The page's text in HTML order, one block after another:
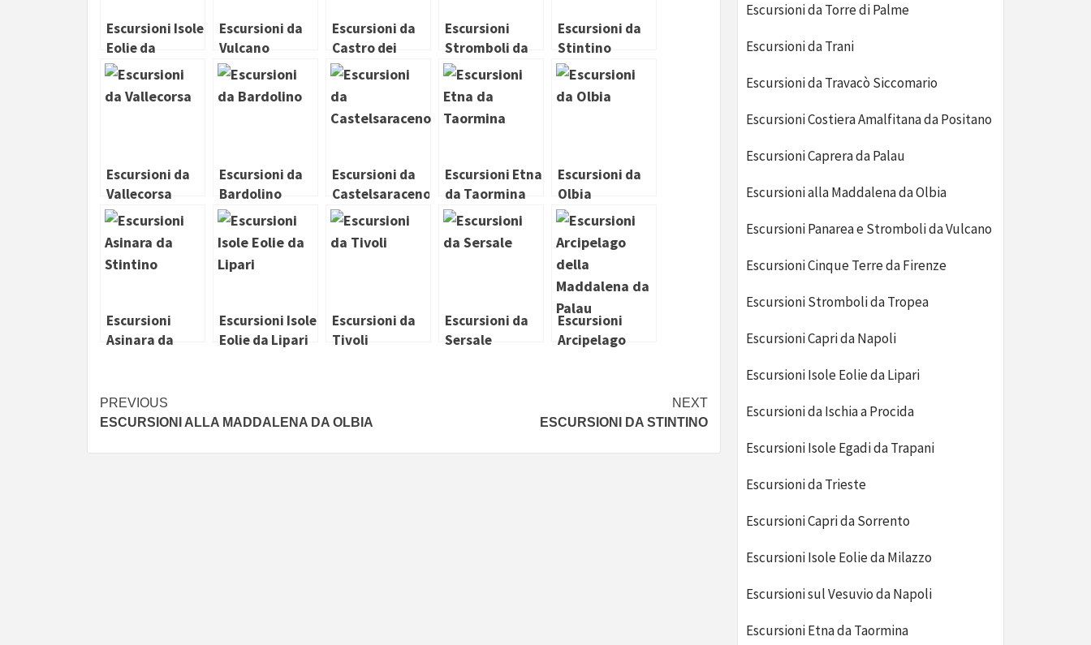
Escursioni Isole
Eolie da
Milazzo
Escursioni da
Vulcano
Escursioni da
Castro dei
Volsci
Escursioni
Stromboli da
Tropea
Escursioni da
Stintino
Escursioni da
Vallecorsa
Escursioni da
Bardolino
Escursioni da
Castelsaraceno
Escursioni Etna
da Taormina
Escursioni da
Olbia
Escursioni
Asinara da
Escursioni Isole
Eolie da Lipari
Escursioni da
Tivoli
Escursioni da
Sersale
Escursioni
Arcipelago
Continue
Reading
PREVIOUS
ESCURSIONI ALLA MADDALENA DA OLBIA
NEXT
ESCURSIONI DA STINTINO
Escursioni da Torre di Palme
Escursioni da Trani
Escursioni da Travacò Siccomario
Escursioni Costiera Amalfitana da Positano
Escursioni Caprera da Palau
Escursioni alla Maddalena da Olbia
Escursioni Panarea e Stromboli da Vulcano
Escursioni Cinque Terre da Firenze
Escursioni Stromboli da Tropea
Escursioni Capri da Napoli
Escursioni Isole Eolie da Lipari
Escursioni da Ischia a Procida
Escursioni Isole Egadi da Trapani
Escursioni da Trieste
Escursioni Capri da Sorrento
Escursioni Isole Eolie da Milazzo
Escursioni sul Vesuvio da Napoli
Escursioni Etna da Taormina